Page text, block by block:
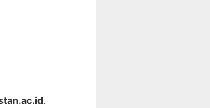
.